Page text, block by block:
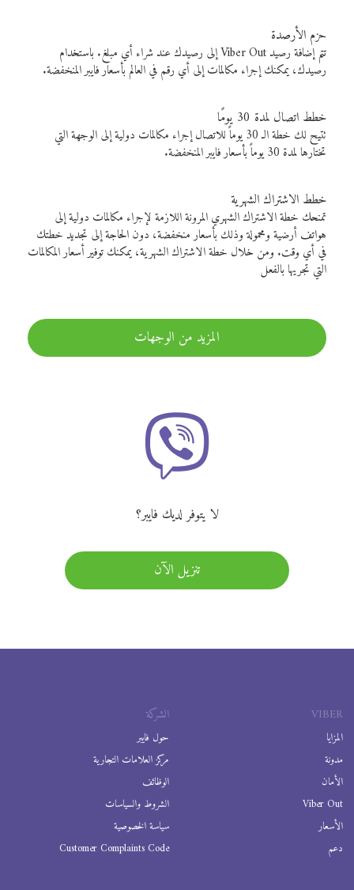
حزم الأرصدة
تتم إضافة رصيد Viber Out إلى رصيدك عند شراء أي مبلغ. باستخدام
رصيدك، يمكنك إجراء مكالمات إلى أي رقم في العالم بأسعار فايبر المنخفضة.
خطط اتصال لمدة 30 يومًا
تتيح لك خطة الـ 30 يوماً للاتصال إجراء مكالمات دولية إلى الوجهة التي
تختارها لمدة 30 يوماً بأسعار فايبر المنخفضة.
خطط الاشتراك الشهرية
تمنحك خطة الاشتراك الشهري المرونة اللازمة لإجراء مكالمات دولية إلى
هواتف أرضية ومحمولة وذلك بأسعار منخفضة، دون الحاجة إلى تجديد خطتك
في أي وقت. ومن خلال خطة الاشتراك الشهرية، يمكنك توفير أسعار المكالمات
التي تجريها بالفعل
المزيد من الوجهات
لا يتوفر لديك فايبر؟
تنزيل الآن
VIBER
المزايا
مدونة
الأمان
Viber Out
الأسعار
دعم
الشركة
حول فايبر
مركز العلامات التجارية
الوظائف
الشروط والسياسات
سياسة الخصوصية
Customer Complaints Code